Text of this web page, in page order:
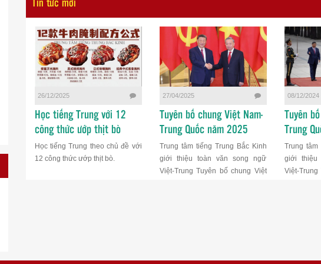
Tin tức mới
26/12/2025
Học tiếng Trung với 12
công thức ướp thịt bò
Học tiếng Trung theo chủ đề với
12 công thức ướp thịt bò.
27/04/2025
Tuyên bố chung Việt Nam-
Trung Quốc năm 2025
Trung tâm tiếng Trung Bắc Kinh
giới thiệu toàn văn song ngữ
Việt-Trung Tuyên bố chung Việt
08/12/2024
Tuyên
Trung
Trung tâm
giới thiệu
Việt-